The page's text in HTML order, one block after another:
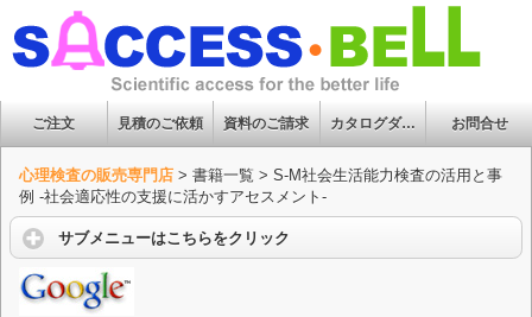
ご注文 見積のご依頼 資料のご請求 カタログダウンロード お問合せ
心理検査の販売専門店 > 書籍一覧 > S-M社会生活能力検査の活用と事
例 ‐社会適応性の支援に活かすアセスメント‐
サブメニューはこちらをクリック